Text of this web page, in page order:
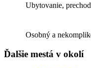
Ubytovanie,
Osobný a
Ďalšie mestá v okolí